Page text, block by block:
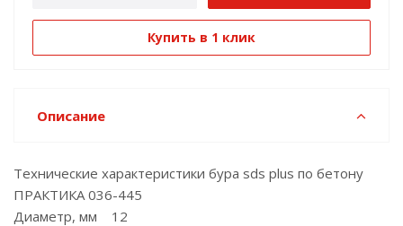
Купить в 1 клик
Описание
Технические характеристики бура sds plus по бетону
ПРАКТИКА 036-445
Диаметр, мм 12